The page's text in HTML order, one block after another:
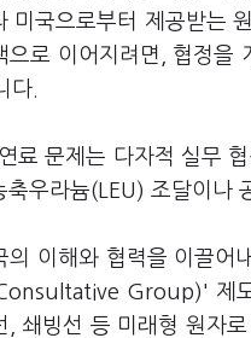
미국으로부터 제공받는
으로 이어지려면, 협정을
다.
료 문제는 다자적 실무
축우라늄(LEU) 조달이나
의 이해와 협력을 이끌어
Group)' 제도
, 쇄빙선 등 미래형 원자